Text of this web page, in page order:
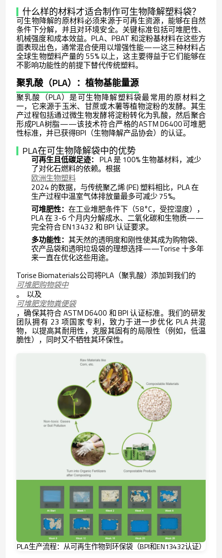
什么样的材料才适合制作可生物降解塑料袋？
可生物降解的原材料必须来源于可再生资源，能够在自然
条件下分解，并且对环境安全。关键标准包括可堆肥性、
机械强度和成本效益。PLA、PBAT 和淀粉基材料在这些方
面表现出色，通常混合使用以增强性能——这三种材料占
全球生物塑料产量的 55% 以上，这主要得益于它们能够在
不影响功能性的前提下替代传统塑料。
聚乳酸（PLA）：植物基能量源
聚乳酸（PLA）是可生物降解塑料袋最常用的原材料之
一，它来源于玉米、甘蔗或木薯等植物淀粉的发酵。其生
产过程包括通过微生物发酵将淀粉转化为乳酸，然后聚合
形成PLA树脂——该技术符合严格的ASTM D6400可堆肥
性标准，并已获得BPI（生物降解产品协会）的认证。
PLA在可生物降解袋中的优势
可再生且低碳足迹： PLA 是 100% 生物基材料，减少
了对化石燃料的依赖。根据
欧洲生物塑料
2024 的数据，与传统聚乙烯 (PE) 塑料相比，PLA 在
生产过程中温室气体排放量最多可减少 75%。
可堆肥性： 在工业堆肥条件下（58°C，受控湿度），
PLA 在 3-6 个月内分解成水、二氧化碳和生物质——
完全符合 EN13432 和 BPI 认证要求。
多功能性： 其天然的透明度和刚性使其成为购物袋、
农产品袋和透明垃圾袋的理想选择——Torise 十多年
来一直在优化这些用途。
Torise Biomaterials公司将PLA（聚乳酸）添加到我们的
可堆肥购物袋中
。
以及
可堆肥宠物粪便袋
，确保其符合 ASTM D6400 和 BPI 认证标准。我们的研发
团队拥有 23 项国家专利，致力于进一步优化 PLA 共混
物，以提高其耐用性，克服其固有的局限性（例如，低温
脆性），同时又不牺牲其环保性。
PLA生产流程：从可再生作物到环保袋（BPI和EN13432认证）